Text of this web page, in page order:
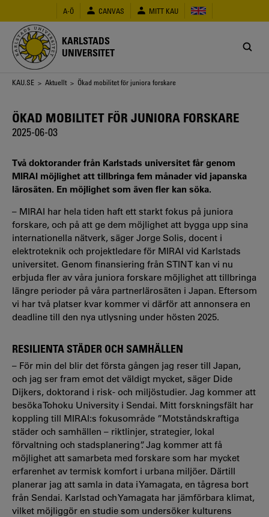
huvudinnehåll
A-Ö CANVAS MITT KAU
KARLSTADS
UNIVERSITET
Länkstig
KAU.SE > Aktuellt > Ökad mobilitet för juniora forskare
ÖKAD MOBILITET FÖR JUNIORA FORSKARE
2025-06-03
Två doktorander från Karlstads universitet får genom
MIRAI möjlighet att tillbringa fem månader vid japanska
lärosäten. En möjlighet som även fler kan söka.
– MIRAI har hela tiden haft ett starkt fokus på juniora
forskare, och på att ge dem möjlighet att bygga upp sina
internationella nätverk, säger Jorge Solis, docent i
elektroteknik och projektledare för MIRAI vid Karlstads
universitet. Genom finansiering från STINT kan vi nu
erbjuda fler av våra juniora forskare möjlighet att tillbringa
längre perioder på våra partnerlärosäten i Japan. Eftersom
vi har två platser kvar kommer vi därför att annonsera en
deadline till den nya utlysning under hösten 2025.
RESILIENTA STÄDER OCH SAMHÄLLEN
– För min del blir det första gången jag reser till Japan,
och jag ser fram emot det väldigt mycket, säger Dide
Dijkers, doktorand i risk- och miljöstudier. Jag kommer att
besöka Tohoku University i Sendai. Mitt forskningsfält har
koppling till MIRAI:s fokusområde ”Motståndskraftiga
städer och samhällen – riktlinjer, strategier, lokal
förvaltning och stadsplanering”. Jag kommer att få
möjlighet att samarbeta med forskare som har mycket
erfarenhet av termisk komfort i urbana miljöer. Därtill
planerar jag att samla in data i Yamagata, en tågresa bort
från Sendai. Karlstad och Yamagata har jämförbara klimat,
vilket möjliggör en studie som undersöker kulturens